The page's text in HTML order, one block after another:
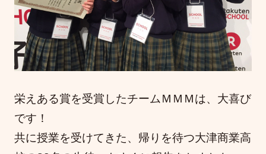
栄えある賞を受賞したチームＭＭＭは、大喜び
です！
共に授業を受けてきた、帰りを待つ大津商業高